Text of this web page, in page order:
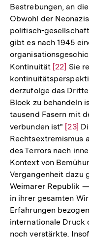
Bestrebungen, an
Obwohl der
politisch-
gibt es nach 1945
Kontinuität Zur
der
Fußnote
[22] Sie
derzufolge das
Block zu behandeln
tausend Fasern mit
verbunden ist" Zur
der
[23]
Rechtsextremismus
des Terrors nach
Kontext von
Vergangenheit dazu
Weimarer Republik
in ihrer gesamten
Erfahrungen
internationale Druck
noch verstärkte.